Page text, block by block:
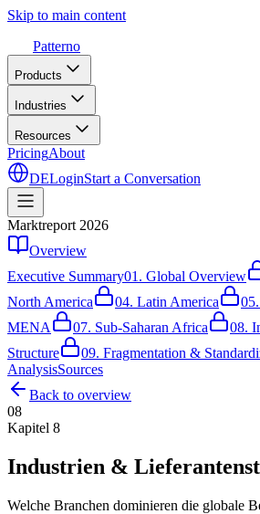
Skip to main content
Patterno
Products
Industries
Resources
PricingAbout
DELoginStart a Conversation
Marktreport 2026
Overview
Executive Summary01. Global Overview
North America
04. Latin America 05.
MENA
07. Sub-Saharan Africa 08.
Structure
09. Fragmentation &
AnalysisSources
Back to overview
08
Kapitel 8
Industrien &
Welche Branchen dominieren die globale